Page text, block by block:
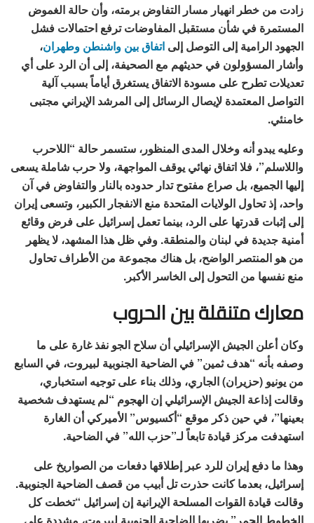
زادت من خطر انهيار مسار التفاوض برمته، وأن حالة الغموض
المستمرة في شأن مستقبل المفاوضات ترفع احتمالات فشل
الجهود الرامية إلى التوصل إلى اتفاق بين واشنطن وطهران،
وأشار المسؤولون في حديثهم مع الصحيفة، إلى أن الرد على أي
تعديلات تطرح على مسودة الاتفاق يستغرق أياماً بسبب آلية
التواصل المعتمدة لإيصال الرسائل إلى المرشد الإيراني مجتبى
خامنئي.
وعليه يبدو أنه وخلال المدى المنظور، ستسمر حالة “اللاحرب
واللاسلم”، فلا اتفاق نهائي يوقف المواجهة، ولا حرب شاملة يسعى
إليها الجميع، بل صراع مفتوح تدار حدوده بالنار والتفاوض في آن
واحد، إذ تحاول الولايات المتحدة منع الانفجار الكبير، وتسعى إيران
إلى إثبات قدرتها على الرد، بينما تعمل إسرائيل على فرض وقائع
أمنية جديدة في لبنان والمنطقة. وفي ظل هذا المشهد، لا يظهر
من هو المنتصر الواضح، بل هناك مجموعة من الأطراف تحاول
منع نفسها من التحول إلى الخاسر الأكبر.
معارك متنقلة بين الحروب
وكان أعلن الجيش الإسرائيلي أن سلاح الجو نفذ غارة على ما
وصفه بأنه “هدف ثمين” في الضاحية الجنوبية لبيروت، في السابع
من يونيو (حزيران) الجاري، وذلك بناء على توجيه استخباري،
وقالت إذاعة الجيش الإسرائيلي إن الهجوم “لم يستهدف شخصية
بعينها”، في حين ذكر موقع “أكسيوس” الأميركي أن الغارة
استهدفت مركز قيادة تابعاً لـ”حزب الله” في الضاحية.
وهذا ما دفع إيران للرد عبر إطلاقها دفعات من الصواريخ على
إسرائيل، بعدما كانت حذرت تل أبيب من قصف الضاحية الجنوبية.
وقالت قيادة القوات المسلحة الإيرانية إن إسرائيل “تخطت كل
الخطوط الحمر” بضربها الضاحية الجنوبية لبيروت، مشددة على